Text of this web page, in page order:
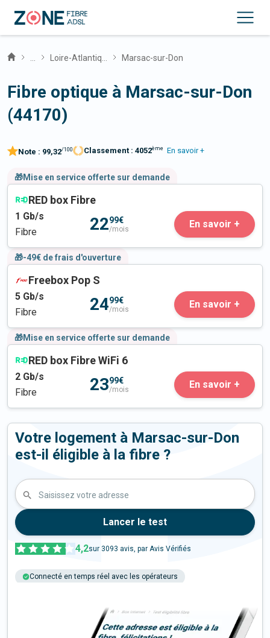
Marsac-sur-Don
Fibre optique à Marsac-sur-Don
(44170)
Note : 99,32/100 Classement : 4052ème En savoir +
🎁Mise en service offerte sur demande
RED box Fibre
1 Gb/s
Fibre
2299€
/mois En savoir +
🎁-49€ de frais d'ouverture
Freebox Pop S
5 Gb/s
Fibre
2499€
/mois En savoir +
🎁Mise en service offerte sur demande
RED box Fibre WiFi 6
2 Gb/s
Fibre
2399€
/mois En savoir +
Votre logement à Marsac-sur-Don
est-il éligible à la fibre ?
Saisissez votre adresse
Lancer le test
4,2sur 3093 avis, par Avis Vérifiés
Connecté en temps réel avec les opérateurs